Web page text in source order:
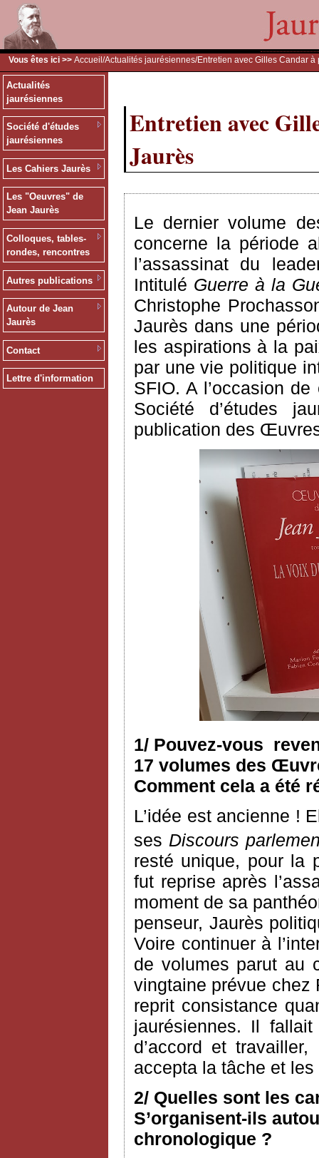
Vous êtes ici >> Accueil /Actualités jaurésiennes/Entretien avec Gilles Candar
Actualités
jaurésiennes
Société d'études
jaurésiennes
Les Cahiers Jaurès
Les "Oeuvres" de
Jean Jaurès
Colloques, tables-
rondes, rencontres
Autres publications
Autour de Jean
Jaurès
Contact
Lettre d'information
Entretien avec
Jaurès
Le dernier volume
concerne la période
l’assassinat du
Intitulé Guerre à la
Christophe
Jaurès dans une
les aspirations à la
par une vie politique
SFIO. A l’occasion
Société d’études
publication des
1/ Pouvez-vous
17 volumes des
Comment cela a été
L’idée est ancienne !
ses Discours
resté unique, pour la
fut reprise après
moment de sa
penseur, Jaurès
Voire continuer à
de volumes parut au
vingtaine prévue chez
reprit consistance
jaurésiennes. Il
d’accord et
accepta la tâche et
2/ Quelles sont les
S’organisent-ils
chronologique ?